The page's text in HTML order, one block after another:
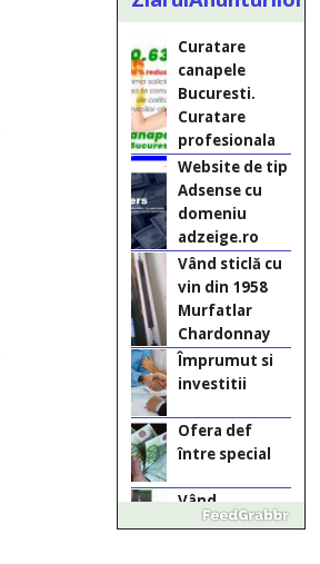
Curatare
profesionala
Website de tip
Adsense cu
domeniu
adzeige.ro
Vând sticlă cu
vin din 1958
Murfatlar
Chardonnay
Împrumut si
investitii
Ofera def
între special
Vând
domeniu+website
de publicitate de
tip Adsense
Pastorul Liviu
Radu a trecut
la Domnul